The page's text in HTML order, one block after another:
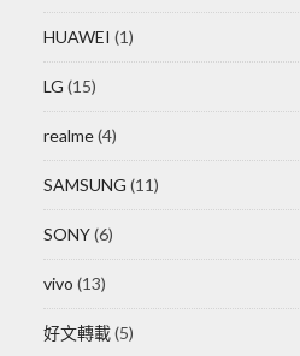
HUAWEI (1)
LG (15)
realme(4)
SAMSUNG (11)
SONY(6)
vivo (13)
好文轉載(5)